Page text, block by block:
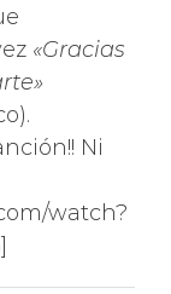
«Gracias
Ni
watch?